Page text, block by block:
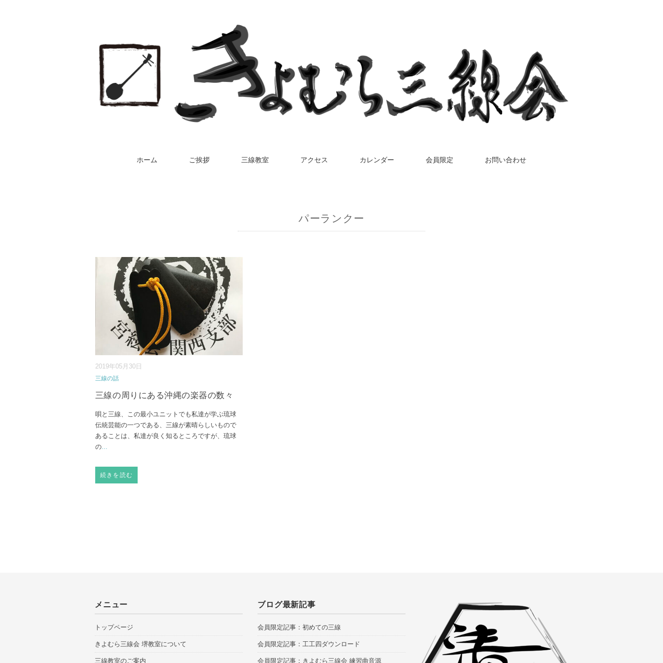
ホーム ご挨拶 三線教室 アクセス カレンダー 会員限定 お問い合わせ
パーランクー
2019年05月30日
三線の話
三線の周りにある沖縄の楽器の数々
唄と三線、この最小ユニットでも私達が学ぶ琉球
伝統芸能の一つである、三線が素晴らしいもので
あることは、私達が良く知るところですが、琉球
の...
続きを読む
メニュー
トップページ
きよむら三線会 堺教室について
三線教室のご案内
ブログ最新記事
会員限定記事：初めての三線
会員限定記事：工工四ダウンロード
会員限定記事：きよむら三線会 練習曲音源